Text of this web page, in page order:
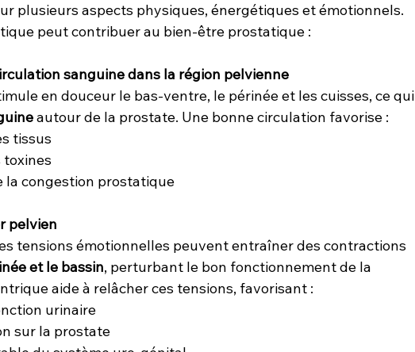
plusieurs aspects physiques, énergétiques et émotionnels.
peut contribuer au bien-être prostatique :
circulation sanguine dans la région pelvienne
en douceur le bas-ventre, le périnée et les cuisses, ce qui
autour de la prostate. Une bonne circulation favorise :
tissus
toxines
de la congestion prostatique
pelvien
tensions émotionnelles peuvent entraîner des contractions
et le bassin, perturbant le bon fonctionnement de la
aide à relâcher ces tensions, favorisant :
fonction urinaire
sur la prostate